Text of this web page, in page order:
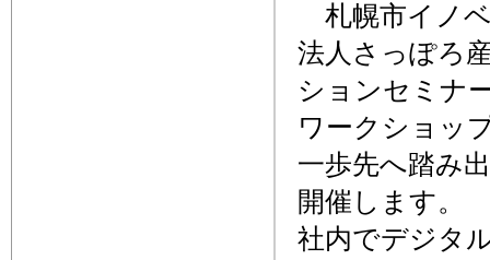
札幌市イノ
法人さっぽろ
ションセミナ
ワークショッ
一歩先へ踏み
開催します。
社内でデジタ